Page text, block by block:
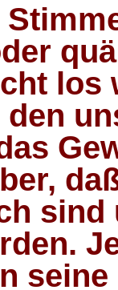
los
sind